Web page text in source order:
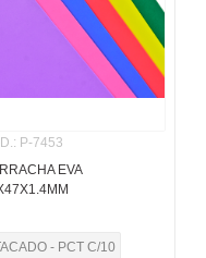
: P-7453
EVA
- PCT C/10